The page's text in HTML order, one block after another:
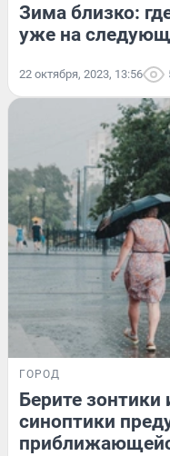
Зима близко:
уже на
22 октября, 2023, 13:56
ГОРОД
Берите
синоптики